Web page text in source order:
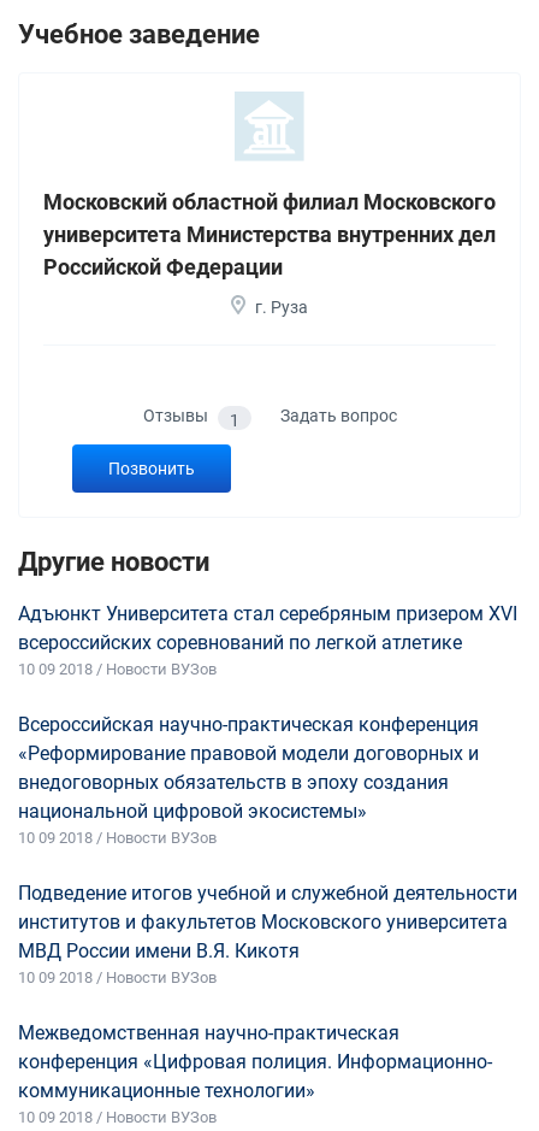
Учебное заведение
Московский областной филиал Московского
университета Министерства внутренних дел
Российской Федерации
г. Руза
Отзывы 1 Задать вопрос
Позвонить
Другие новости
Адъюнкт Университета стал серебряным призером ХVI
всероссийских соревнований по легкой атлетике
10 09 2018 / Новости ВУЗов
Всероссийская научно-практическая конференция
«Реформирование правовой модели договорных и
внедоговорных обязательств в эпоху создания
национальной цифровой экосистемы»
10 09 2018 / Новости ВУЗов
Подведение итогов учебной и служебной деятельности
институтов и факультетов Московского университета
МВД России имени В.Я. Кикотя
10 09 2018 / Новости ВУЗов
Межведомственная научно-практическая
конференция «Цифровая полиция. Информационно-
коммуникационные технологии»
10 09 2018 / Новости ВУЗов